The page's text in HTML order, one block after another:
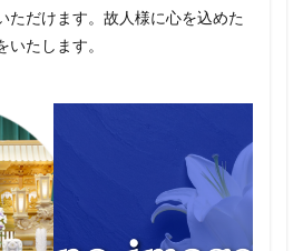
ただけます。故人様に心を込めた
たします。